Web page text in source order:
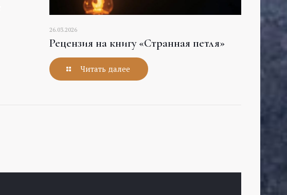
26.03.2026
Рецензия на книгу «Странная петля»
Читать далее